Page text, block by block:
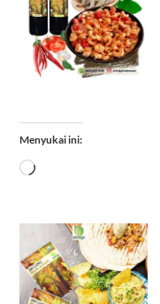
Menyukai ini:
Memuat...